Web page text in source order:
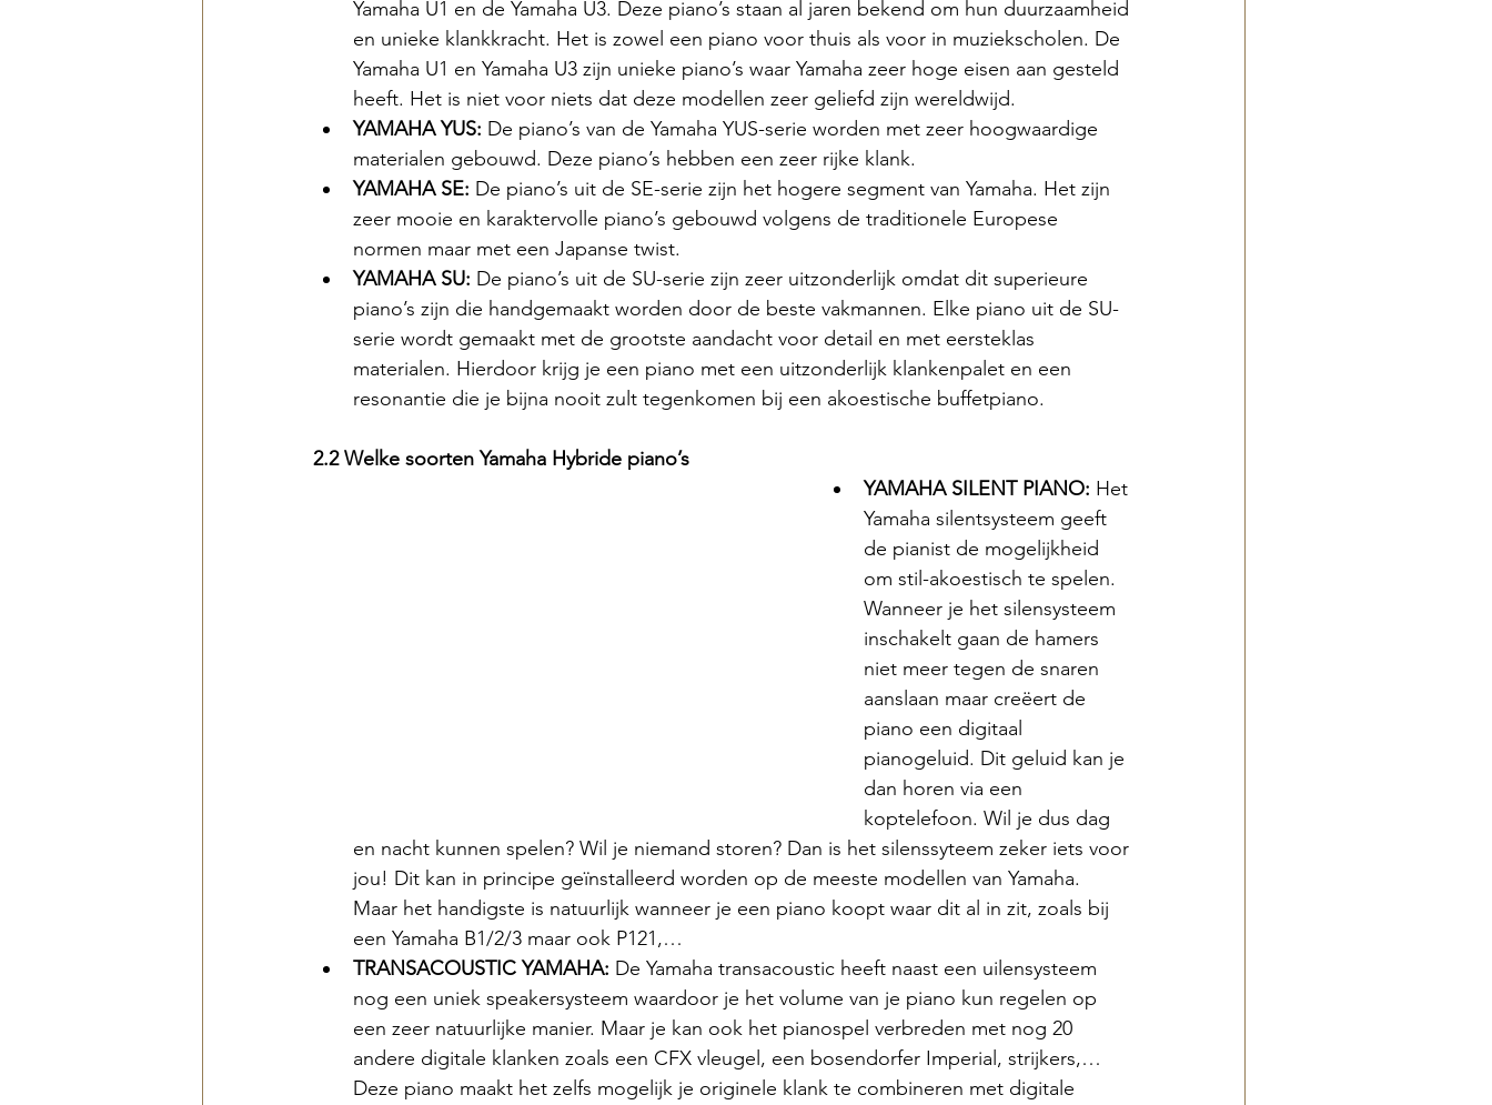
Yamaha U1 en de Yamaha U3. Deze piano’s staan al jaren bekend om hun duurzaamheid
en unieke klankkracht. Het is zowel een piano voor thuis als voor in muziekscholen. De
Yamaha U1 en Yamaha U3 zijn unieke piano’s waar Yamaha zeer hoge eisen aan gesteld
heeft. Het is niet voor niets dat deze modellen zeer geliefd zijn wereldwijd.
YAMAHA YUS: De piano’s van de Yamaha YUS-serie worden met zeer hoogwaardige
materialen gebouwd. Deze piano’s hebben een zeer rijke klank.
YAMAHA SE: De piano’s uit de SE-serie zijn het hogere segment van Yamaha. Het zijn
zeer mooie en karaktervolle piano’s gebouwd volgens de traditionele Europese
normen maar met een Japanse twist.
YAMAHA SU: De piano’s uit de SU-serie zijn zeer uitzonderlijk omdat dit superieure
piano’s zijn die handgemaakt worden door de beste vakmannen. Elke piano uit de SU-
serie wordt gemaakt met de grootste aandacht voor detail en met eersteklas
materialen. Hierdoor krijg je een piano met een uitzonderlijk klankenpalet en een
resonantie die je bijna nooit zult tegenkomen bij een akoestische buffetpiano.
2.2 Welke soorten Yamaha Hybride piano’s
YAMAHA SILENT PIANO: Het
Yamaha silentsysteem geeft
de pianist de mogelijkheid
om stil-akoestisch te spelen.
Wanneer je het silensysteem
inschakelt gaan de hamers
niet meer tegen de snaren
aanslaan maar creëert de
piano een digitaal
pianogeluid. Dit geluid kan je
dan horen via een
koptelefoon. Wil je dus dag
en nacht kunnen spelen? Wil je niemand storen? Dan is het silenssyteem zeker iets voor
jou! Dit kan in principe geïnstalleerd worden op de meeste modellen van Yamaha.
Maar het handigste is natuurlijk wanneer je een piano koopt waar dit al in zit, zoals bij
een Yamaha B1/2/3 maar ook P121,…
TRANSACOUSTIC YAMAHA: De Yamaha transacoustic heeft naast een uilensysteem
nog een uniek speakersysteem waardoor je het volume van je piano kun regelen op
een zeer natuurlijke manier. Maar je kan ook het pianospel verbreden met nog 20
andere digitale klanken zoals een CFX vleugel, een bosendorfer Imperial, strijkers,…
Deze piano maakt het zelfs mogelijk je originele klank te combineren met digitale